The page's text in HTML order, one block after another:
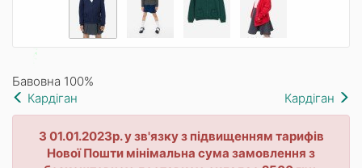
Бавовна 100%
Кардіган
Кардіган
З 01.01.2023р. у зв'язку з підвищенням тарифів
Нової Пошти мінімальна сума замовлення з